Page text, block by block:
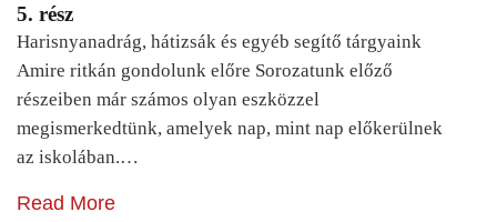
5. rész
Harisnyanadrág, hátizsák és egyéb segítő tárgyaink
Amire ritkán gondolunk előre Sorozatunk előző
részeiben már számos olyan eszközzel
megismerkedtünk, amelyek nap, mint nap előkerülnek
az iskolában.…
Read More